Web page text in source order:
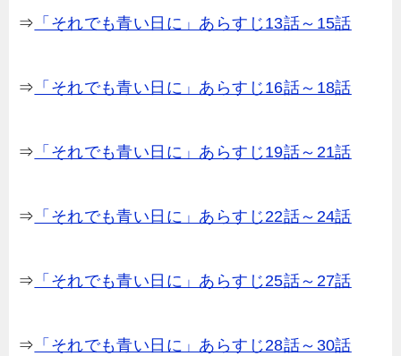
⇒ 「それでも青い日に」あらすじ13話～15話
⇒ 「それでも青い日に」あらすじ16話～18話
⇒ 「それでも青い日に」あらすじ19話～21話
⇒ 「それでも青い日に」あらすじ22話～24話
⇒ 「それでも青い日に」あらすじ25話～27話
⇒ 「それでも青い日に」あらすじ28話～30話